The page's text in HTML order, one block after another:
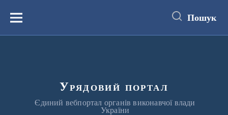
вмістуМеню Пошук
Урядовий портал
Єдиний вебпортал органів виконавчої влади
України